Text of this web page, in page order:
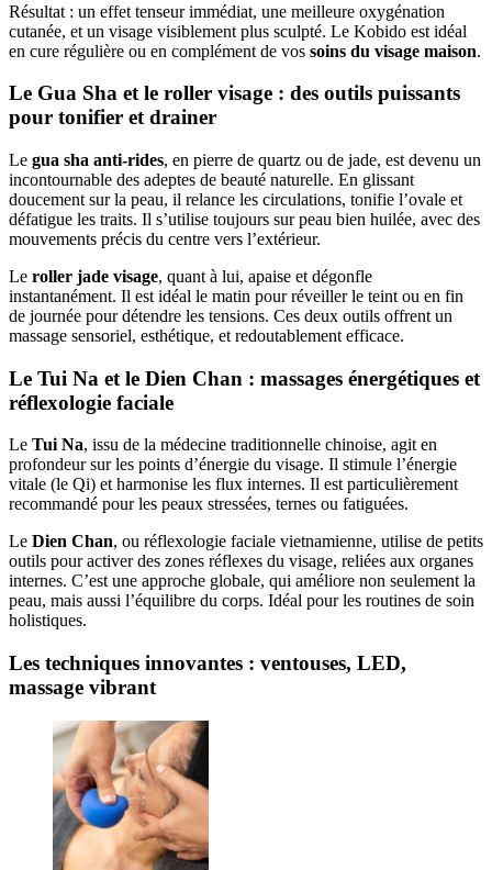
Résultat : un effet tenseur immédiat, une meilleure oxygénation
cutanée, et un visage visiblement plus sculpté. Le Kobido est idéal
en cure régulière ou en complément de vos soins du visage maison.
Le Gua Sha et le roller visage : des outils puissants
pour tonifier et drainer
Le gua sha anti-rides, en pierre de quartz ou de jade, est devenu un
incontournable des adeptes de beauté naturelle. En glissant
doucement sur la peau, il relance les circulations, tonifie l’ovale et
défatigue les traits. Il s’utilise toujours sur peau bien huilée, avec des
mouvements précis du centre vers l’extérieur.
Le roller jade visage, quant à lui, apaise et dégonfle
instantanément. Il est idéal le matin pour réveiller le teint ou en fin
de journée pour détendre les tensions. Ces deux outils offrent un
massage sensoriel, esthétique, et redoutablement efficace.
Le Tui Na et le Dien Chan : massages énergétiques et
réflexologie faciale
Le Tui Na, issu de la médecine traditionnelle chinoise, agit en
profondeur sur les points d’énergie du visage. Il stimule l’énergie
vitale (le Qi) et harmonise les flux internes. Il est particulièrement
recommandé pour les peaux stressées, ternes ou fatiguées.
Le Dien Chan, ou réflexologie faciale vietnamienne, utilise de petits
outils pour activer des zones réflexes du visage, reliées aux organes
internes. C’est une approche globale, qui améliore non seulement la
peau, mais aussi l’équilibre du corps. Idéal pour les routines de soin
holistiques.
Les techniques innovantes : ventouses, LED,
massage vibrant